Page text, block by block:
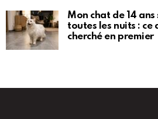
Mon chat de 14 ans
toutes les nuits :
cherché en premier